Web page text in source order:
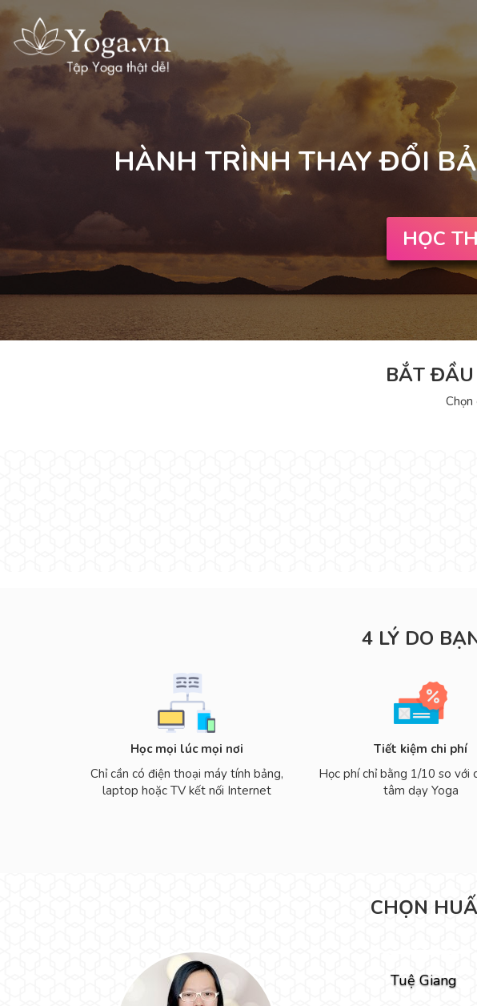
HÀNH TRÌNH THAY ĐỔI
HỌC
BẮT
4 LÝ DO
Học mọi lúc mọi nơi
Chỉ cần có điện thoại máy tính bảng,
laptop hoặc TV kết nối Internet
Tiết kiệm chi phí
Học phí chỉ bằng 1/10 so với
tâm dạy Yoga
CHỌN
Tuệ Giang